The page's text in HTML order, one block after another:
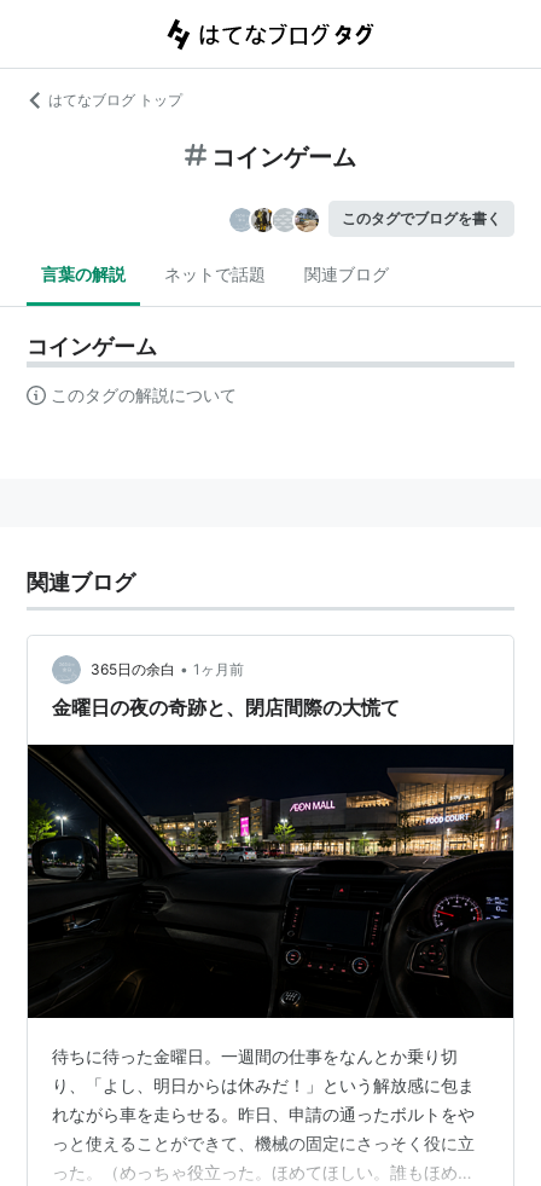
はてなブログ トップ
コインゲーム
このタグでブログを書く
言葉の解説 ネットで話題 関連ブログ
コインゲーム
このタグの解説について
関連ブログ
365日の余白 • 1ヶ月前
金曜日の夜の奇跡と、閉店間際の大慌て
待ちに待った金曜日。一週間の仕事をなんとか乗り切
り、「よし、明日からは休みだ！」という解放感に包ま
れながら車を走らせる。昨日、申請の通ったボルトをや
っと使えることができて、機械の固定にさっそく役に立
った。（めっちゃ役立った。ほめてほしい。誰もほめて